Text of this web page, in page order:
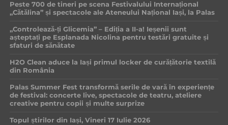
Peste 700 de tineri pe scena Festivalului Internațional
„Cătălina” și spectacole ale Ateneului Național Iași, la Palas
„Controlează-ți Glicemia” – Ediția a II-a! Ieșenii sunt
așteptați pe Esplanada Nicolina pentru testări gratuite și
sfaturi de sănătate
H2O Clean aduce la Iași primul locker de curățătorie textilă
din România
Palas Summer Fest transformă serile de vară în experiențe
de festival: concerte live, spectacole de teatru, ateliere
creative pentru copii și multe surprize
Topul știrilor din Iași, Vineri 17 Iulie 2026